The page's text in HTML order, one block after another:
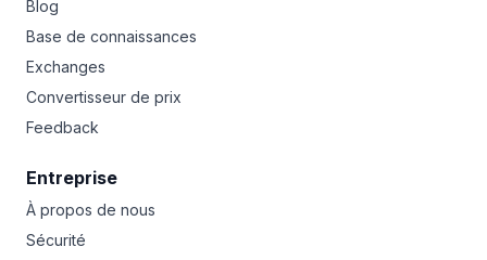
Blog
Base de connaissances
Exchanges
Convertisseur de prix
Feedback
Entreprise
À propos de nous
Sécurité